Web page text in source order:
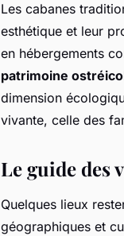
Les cabanes
esthétique et leur
en hébergements
patrimoine
dimension
vivante, celle des
Le guide des
Quelques lieux
géographiques et